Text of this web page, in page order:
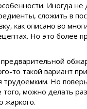
Иногда не
сложить в
как описано во
Но это более
то такой вариант
трудоемким. Но
того, можно делать
жаркого.